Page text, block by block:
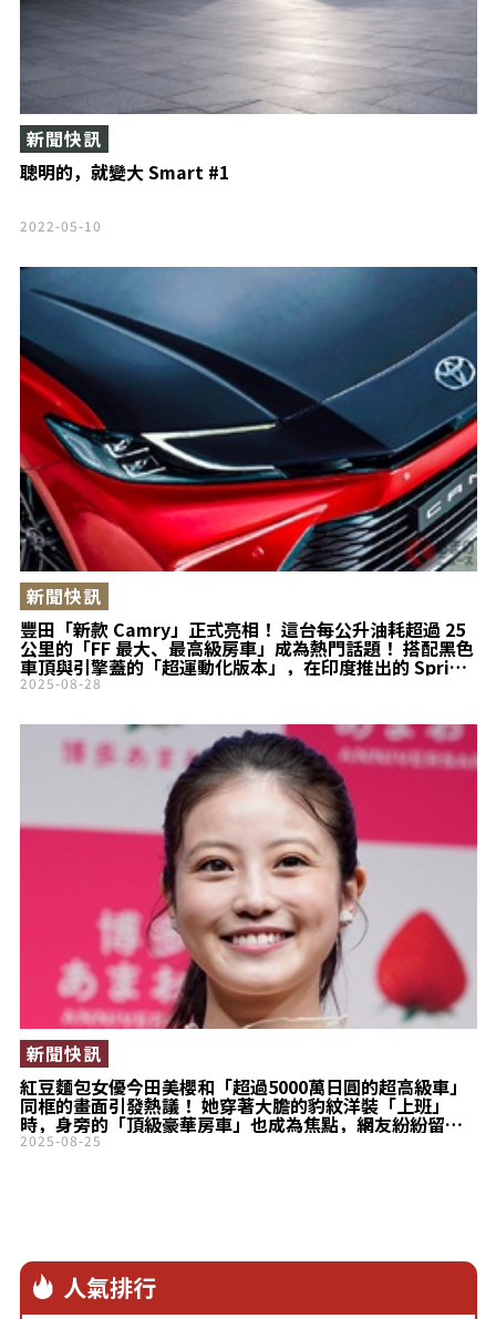
聰明的，就變大 Smart #1
新聞快訊
2022-05-10
豐田「新款 Camry」正式亮相！ 這台每公升油耗超過 25
公里的「FF 最大、最高級房車」成為熱門話題！ 搭配黑色
車頂與引擎蓋的「超運動化版本」，在印度推出的 Sprint
Edition 更被讚「超帥」、「超吸睛」，引發熱烈迴響
新聞快訊
2025-08-28
紅豆麵包女優今田美櫻和「超過5000萬日圓的超高級車」
同框的畫面引發熱議！ 她穿著大膽的豹紋洋裝「上班」
時，身旁的「頂級豪華房車」也成為焦點，網友紛紛留言
「氣場超強」、「魄力驚人」
新聞快訊
2025-08-25
人氣排行